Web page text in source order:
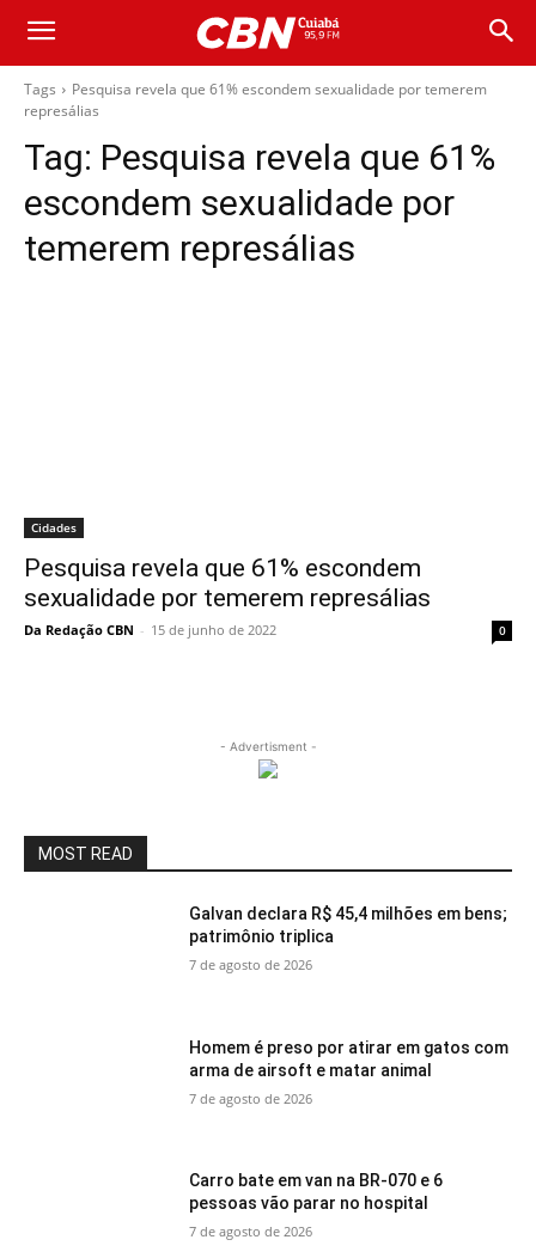
Tags
Pesquisa revela que 61% escondem sexualidade por temerem
represálias
Tag: Pesquisa revela que 61%
escondem sexualidade por
temerem represálias
Cidades
Pesquisa revela que 61% escondem
sexualidade por temerem represálias
Da Redação CBN - 15 de junho de 2022 0
- Advertisment -
MOST READ
Galvan declara R$ 45,4 milhões em bens;
patrimônio triplica
7 de agosto de 2026
Homem é preso por atirar em gatos com
arma de airsoft e matar animal
7 de agosto de 2026
Carro bate em van na BR-070 e 6
pessoas vão parar no hospital
7 de agosto de 2026